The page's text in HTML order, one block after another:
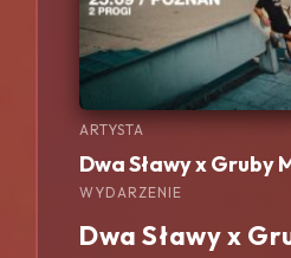
ARTYSTA
Dwa Sławy x Gruby
WYDARZENIE
Dwa Sławy x